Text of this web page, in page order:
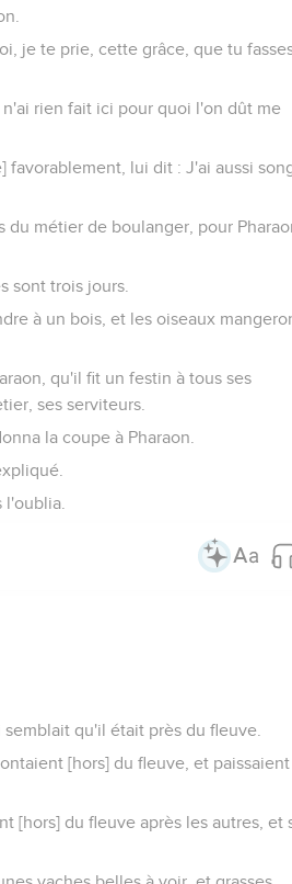
je te prie, cette grâce, que tu
rien fait ici pour quoi l'on dût me
lui dit : J'ai aussi
métier de boulanger, pour
sont trois jours.
à un bois, et les oiseaux
qu'il fit un festin à tous ses
ses serviteurs.
la coupe à Pharaon.
l'oublia.
qu'il était près du fleuve.
[hors] du fleuve, et paissaient
[hors] du fleuve après les autres, et